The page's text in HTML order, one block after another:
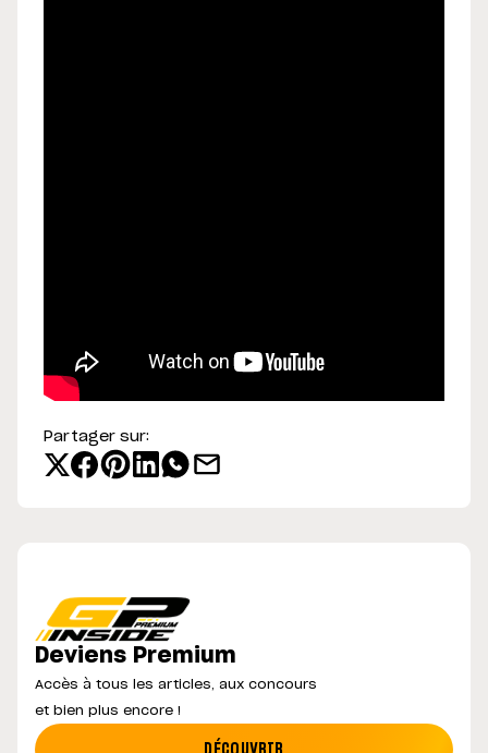
Partager sur:
Deviens Premium
Accès à tous les articles, aux concours
et bien plus encore !
DÉCOUVRIR